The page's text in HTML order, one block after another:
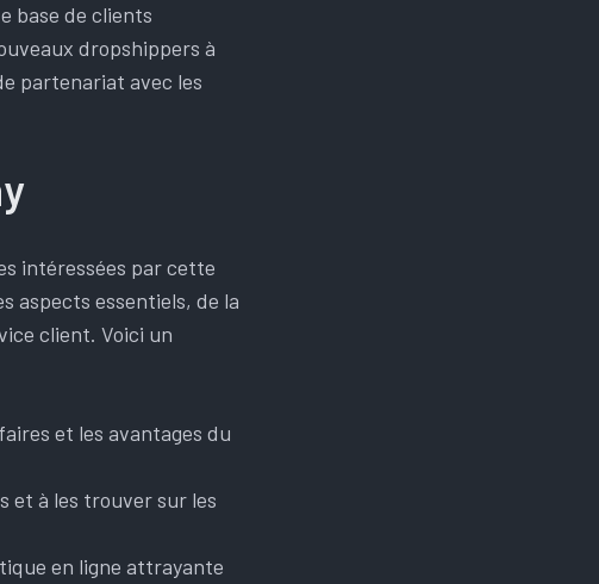
base de clients
dropshippers à
partenariat avec les
intéressées par cette
aspects essentiels, de la
client. Voici un
et les avantages du
et à les trouver sur les
en ligne attrayante